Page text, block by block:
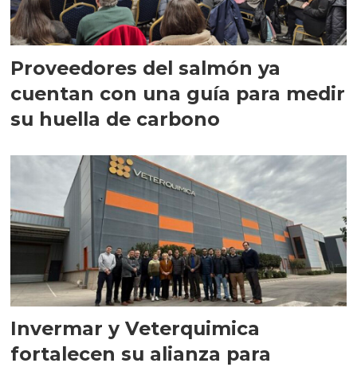
Proveedores del salmón ya
cuentan con una guía para medir
su huella de carbono
Invermar y Veterquimica
fortalecen su alianza para